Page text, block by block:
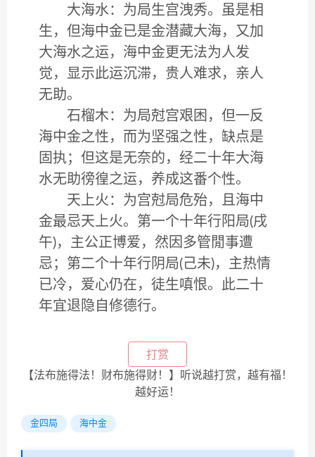
大海水：为局生宫洩秀。虽是相
生，但海中金已是金潜藏大海，又加
大海水之运，海中金更无法为人发
觉，显示此运沉滞，贵人难求，亲人
无助。
石榴木：为局尅宫艰困，但一反
海中金之性，而为坚强之性，缺点是
固执；但这是无奈的，经二十年大海
水无助徬徨之运，养成这番个性。
天上火：为宫尅局危殆，且海中
金最忌天上火。第一个十年行阳局(戌
午)，主公正博爱，然因多管閒事遭
忌；第二个十年行阴局(己未)，主热情
已冷，爱心仍在，徒生嗔恨。此二十
年宜退隐自修德行。
打赏
【法布施得法！财布施得财！】听说越打赏，越有福！
越好运！
金四局 海中金